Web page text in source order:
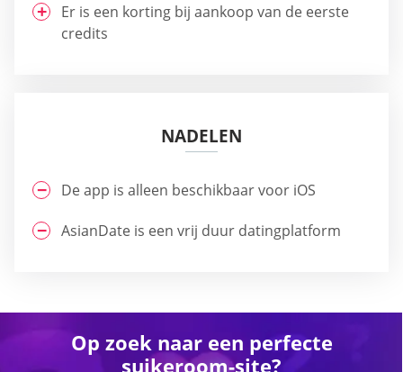
Er is een korting bij aankoop van de eerste
credits
NADELEN
De app is alleen beschikbaar voor iOS
AsianDate is een vrij duur datingplatform
Op zoek naar een perfecte
suikeroom-site?